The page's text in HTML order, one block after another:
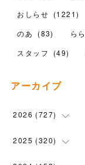
おしらせ (1221)
のあ
(83) らら
スタッフ
(49)
アーカイブ
2026 (727)
(18)
2025 (320)